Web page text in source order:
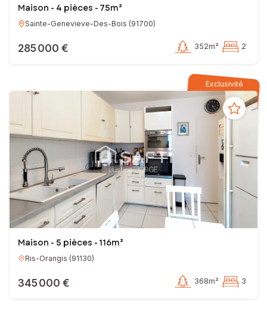
Maison - 4 pièces - 75m²
Sainte-Genevieve-Des-Bois (91700)
285 000 € 352m² 2
Exclusivité
Maison - 5 pièces - 116m²
Ris-Orangis (91130)
345 000 € 368m² 3